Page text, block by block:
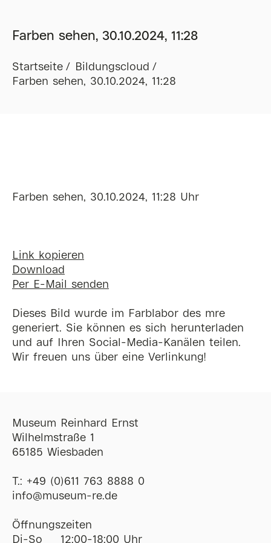
Farben sehen, 30.10.2024, 11:28
Startseite
Bildungscloud
Farben sehen, 30.10.2024, 11:28
Farben sehen, 30.10.2024, 11:28 Uhr
Link kopieren
Download
Per E-Mail senden
Dieses Bild wurde im Farblabor des mre
generiert. Sie können es sich herunterladen
und auf Ihren Social-Media-Kanälen teilen.
Wir freuen uns über eine Verlinkung!
Museum Reinhard Ernst
Wilhelmstraße 1
65185 Wiesbaden
T.: +49 (0)611 763 8888 0
ofni@museum-re de
Öffnungszeiten
Di-So
12:00-18:00 Uhr